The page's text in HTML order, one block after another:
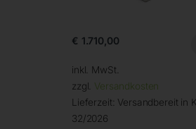
€ 1.710,00
inkl. MwSt.
zzgl. Versandkosten
Lieferzeit: Versandbereit in
32/2026